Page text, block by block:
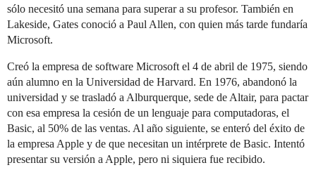
sólo necesitó una semana para superar a su profesor. También en
Lakeside, Gates conoció a Paul Allen, con quien más tarde fundaría
Microsoft.
Creó la empresa de software Microsoft el 4 de abril de 1975, siendo
aún alumno en la Universidad de Harvard. En 1976, abandonó la
universidad y se trasladó a Alburquerque, sede de Altair, para pactar
con esa empresa la cesión de un lenguaje para computadoras, el
Basic, al 50% de las ventas. Al año siguiente, se enteró del éxito de
la empresa Apple y de que necesitan un intérprete de Basic. Intentó
presentar su versión a Apple, pero ni siquiera fue recibido.